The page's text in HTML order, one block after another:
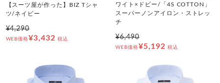
【スーツ屋が作った】BIZ Tシャ
ツ/ネイビー
¥4,290
WEB価格¥3,432 税込
ワイト×ドビー/「4S COTTON」
スーパーノンアイロン・ストレッ
チ
¥6,490
WEB価格¥5,192 税込